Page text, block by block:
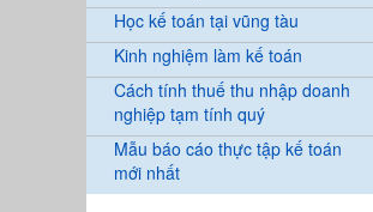
Học kế toán tại vũng tàu
Kinh nghiệm làm kế toán
Cách tính thuế thu nhập doanh
nghiệp tạm tính quý
Mẫu báo cáo thực tập kế toán
mới nhất